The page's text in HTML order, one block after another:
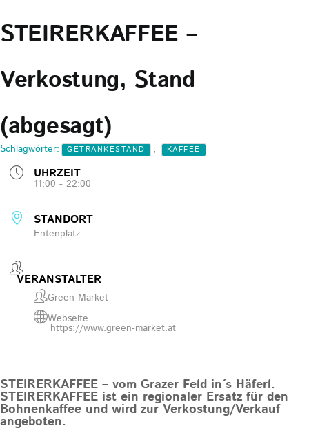
STEIRERKAFFEE –
Verkostung, Stand
(abgesagt)
Schlagwörter: GETRÄNKESTAND , KAFFEE
UHRZEIT
11:00 - 22:00
STANDORT
Entenplatz
VERANSTALTER
Green Market
Webseite
https://www.green-market.at
STEIRERKAFFEE – vom Grazer Feld in´s Häferl.
STEIRERKAFFEE ist ein regionaler Ersatz für den
Bohnenkaffee und wird zur Verkostung/Verkauf
angeboten.